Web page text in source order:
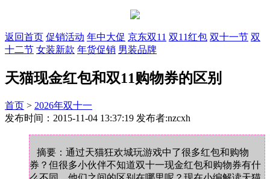
返回首页 促销活动 年中大促 京东双11 双11红包 双十一节 双
十二节 女装新款 年货促销 男装品牌
天猫现金红包和双11购物券的区别
首页 > 2026年双十一
发布时间：2015-11-04 13:37:19 发布者:nzcxh
摘要：通过天猫狂欢城玩游戏中了很多红包和购物
券？但很多小伙伴不知道双十一现金红包和购物券有什